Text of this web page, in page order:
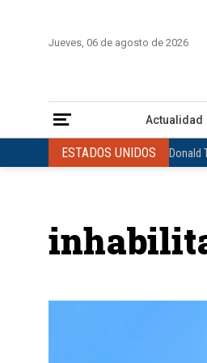
Jueves, 06 de agosto de 2026
Actualidad
ESTADOS UNIDOS Donald
VENEZUELA Juicio contra
ESTADOS UNIDOS
INTERNACIONAL Raúl Castro
COLOMBIA Elecciones